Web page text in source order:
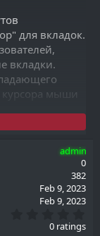
для вкладок.
вкладки.
мыши
для
отображения
отображения
форумов,
admin
0
382
Feb 9, 2023
Feb 9, 2023
.
0 ratings